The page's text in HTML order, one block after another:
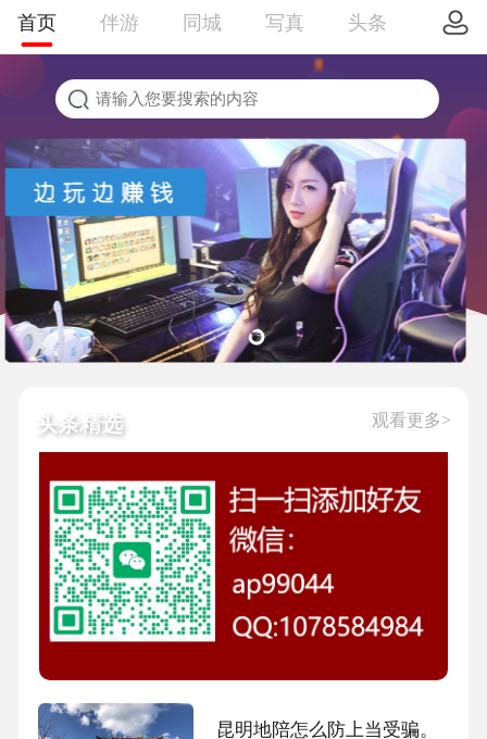
首页 伴游 同城 写真 头条
头条精选 观看更多>
昆明地陪怎么防上当受骗。